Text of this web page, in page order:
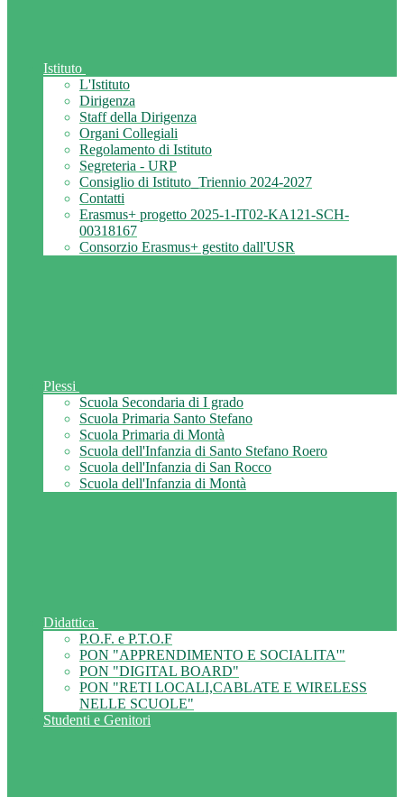
Istituto
L'Istituto
Dirigenza
Staff della Dirigenza
Organi Collegiali
Regolamento di Istituto
Segreteria - URP
Consiglio di Istituto_Triennio 2024-2027
Contatti
Erasmus+ progetto 2025-1-IT02-KA121-SCH-
00318167
Consorzio Erasmus+ gestito dall'USR
Plessi
Scuola Secondaria di I grado
Scuola Primaria Santo Stefano
Scuola Primaria di Montà
Scuola dell'Infanzia di Santo Stefano Roero
Scuola dell'Infanzia di San Rocco
Scuola dell'Infanzia di Montà
Didattica
P.O.F. e P.T.O.F
PON "APPRENDIMENTO E SOCIALITA'"
PON "DIGITAL BOARD"
PON "RETI LOCALI,CABLATE E WIRELESS
NELLE SCUOLE"
Studenti e Genitori